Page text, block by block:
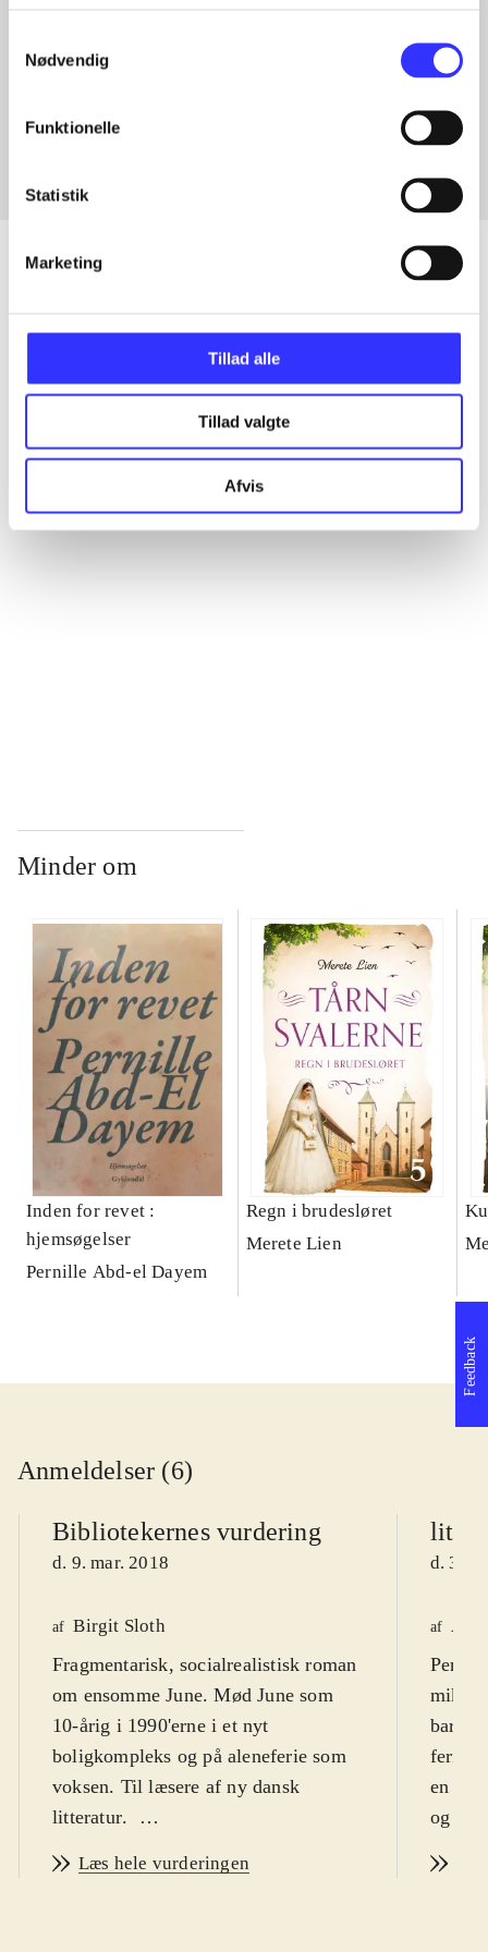
Nødvendig
Funktionelle
Statistik
Marketing
Tillad alle
Tillad valgte
Afvis
Artikler med samme emner
Artikler
Alle registrerede artikler fordelt på udgivelser
Minder om
Inden for revet :
hjemsøgelser
Pernille Abd-el Dayem
Regn i brudesløret
Merete Lien
Anmeldelser (6)
Bibliotekernes vurdering
d. 9. mar. 2018
af Birgit Sloth
Fragmentarisk, socialrealistisk roman
om ensomme June. Mød June som
10-årig i 1990'erne i et nyt
boligkompleks og på aleneferie som
voksen. Til læsere af ny dansk
litteratur.
et fiktivt, varmt feriested og i
Læs hele vurderingen
d. 3.
af
en
Feedback